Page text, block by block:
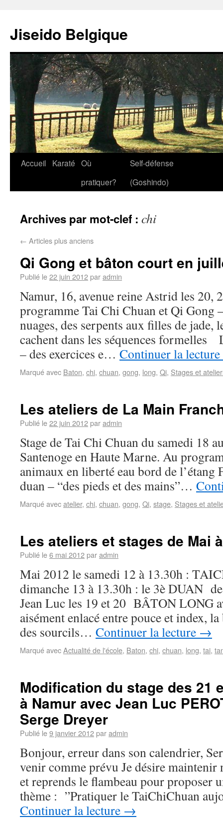
Jiseido Belgique
Accueil Karaté Où
pratiquer?
Self-défense
(Goshindo)
Archives par mot-clef : chi
← Articles plus anciens
Qi Gong et bâton court en
Publié le22 juin 2012paradmin
Namur, 16, avenue reine Astrid les 20,
programme Tai Chi Chuan et Qi Gong
nuages, des serpents aux filles de jade,
cachent dans les séquences formelles
– des exercices e… Continuer la lecture
Marqué avec Baton, chi, chuan, gong, long, Qi, Stages et
Les ateliers de La Main
Publié le22 juin 2012paradmin
Stage de Tai Chi Chuan du samedi 18
Santenoge en Haute Marne. Au
animaux en liberté eau bord de
duan – “des pieds et des mains”…
Marqué avecatelier, chi, chuan, gong, Qi, stage, Stages et
Les ateliers et stages de Mai
Publié le6 mai 2012paradmin
Mai 2012 le samedi 12 à 13.30h :
dimanche 13 à 13.30h : le 3è DUAN
Jean Luc les 19 et 20 BÂTON LONG
aisément enlacé entre pouce et index,
des sourcils… Continuer la lecture →
Marqué avecActualité de l'école, Baton, chi, chuan, long, tai,
Modification du stage des 21
à Namur avec Jean Luc
Serge Dreyer
Publié le9 janvier 2012paradmin
Bonjour, erreur dans son calendrier,
venir comme prévu Je désire
et reprends le flambeau pour proposer
thème : ”Pratiquer le TaiChiChuan
Continuer la lecture →